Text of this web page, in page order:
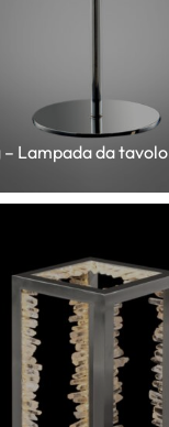
– Lampada da tavolo